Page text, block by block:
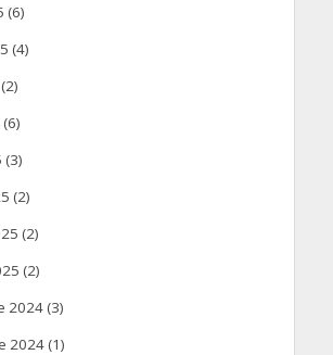
(6)
(4)
(2)
(6)
(3)
(2)
(2)
(2)
2024(3)
2024(1)